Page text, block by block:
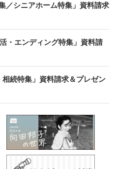
／シニアホーム特集」資料請求
・エンディング特集」資料請
続特集」資料請求＆プレゼン